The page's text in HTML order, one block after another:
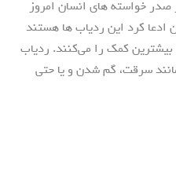
خواسته های انسان امروز
کرد این ردیاب ها هستند
کمک را می‌کنند. ردیاب
سرقت، گم شدن و یا حتی